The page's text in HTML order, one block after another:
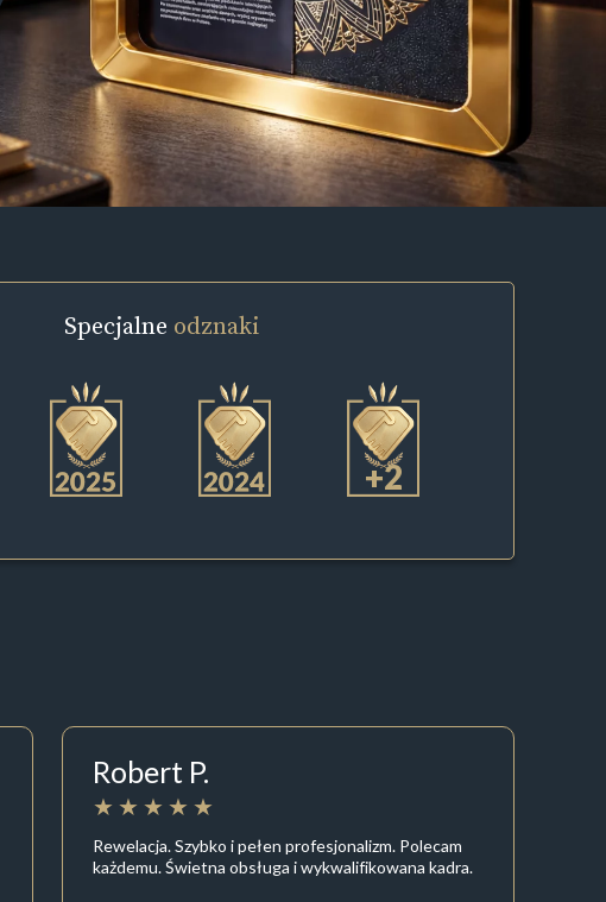
Specjalne odznaki
+2
Robert P.
Rewelacja. Szybko i pełen profesjonalizm. Polecam
każdemu. Świetna obsługa i wykwalifikowana kadra.